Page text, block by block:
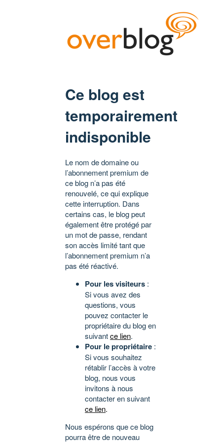
Ce blog est
temporairement
indisponible
Le nom de domaine ou
l’abonnement premium de
ce blog n’a pas été
renouvelé, ce qui explique
cette interruption. Dans
certains cas, le blog peut
également être protégé par
un mot de passe, rendant
son accès limité tant que
l’abonnement premium n’a
pas été réactivé.
Pour les visiteurs :
Si vous avez des
questions, vous
pouvez contacter le
propriétaire du blog en
suivantce lien.
Pour le propriétaire :
Si vous souhaitez
rétablir l’accès à votre
blog, nous vous
invitons à nous
contacter en suivant
ce lien.
Nous espérons que ce blog
pourra être de nouveau